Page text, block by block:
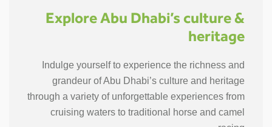
Explore Abu Dhabi’s culture &
heritage
Indulge yourself to experience the richness and
grandeur of Abu Dhabi’s culture and heritage
through a variety of unforgettable experiences from
cruising waters to traditional horse and camel